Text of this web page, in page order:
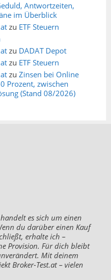
Antwortzeiten,
im Überblick
zu ETF Steuern
zu DADAT Depot
zu ETF Steuern
zu Zinsen bei Online
Prozent, zwischen
(Stand 08/2026)
es sich um einen
du darüber einen Kauf
erhalte ich –
Provision. Für dich bleibt
Mit deinem
Broker-Test.at – vielen